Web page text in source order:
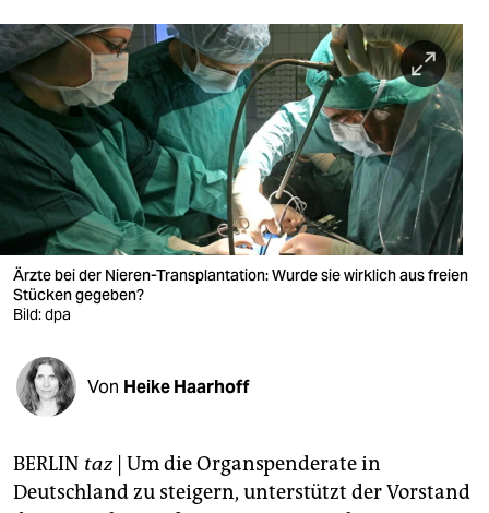
sport
berlin
nord
wahrheit
verlag
verlag
veranstaltungen
shop
fragen & hilfe
abo
Ärzte bei der Nieren-Transplantation: Wurde sie wirklich aus freien
Stücken gegeben?
Bild: dpa
Von Heike Haarhoff
BERLIN taz| Um die Organspenderate in
Deutschland zu steigern, unterstützt der Vorstand